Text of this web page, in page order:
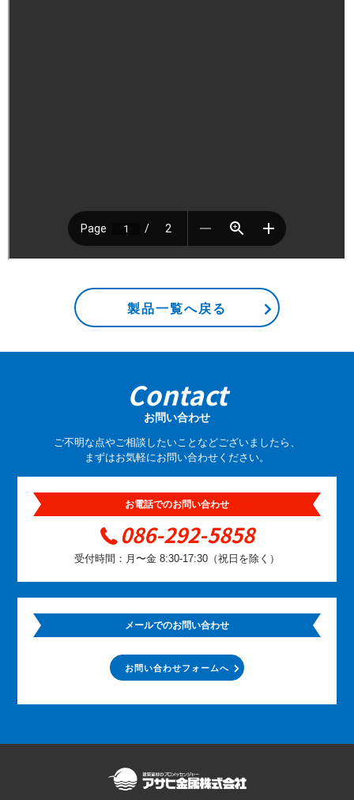
製品一覧へ戻る
Contact
お問い合わせ
ご不明な点やご相談したいことなどございましたら、
まずはお気軽にお問い合わせください。
お電話でのお問い合わせ
086-292-5858
受付時間：月〜金 8:30-17:30（祝日を除く）
メールでのお問い合わせ
お問い合わせフォームへ